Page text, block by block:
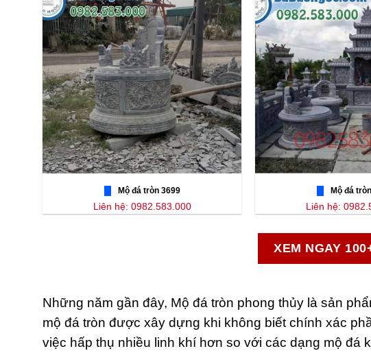
Mộ đá tròn 3699
Liên hệ: 0982.583.000
Mộ đá
Liên hệ:
XEM NGAY
Những năm gần đây, Mộ đá tròn phong thủy là sản
mộ đá tròn được xây dựng khi không biết chính xác
việc hấp thụ nhiều linh khí hơn so với các dạng mộ đá